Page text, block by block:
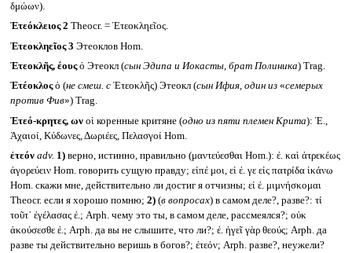
δμώων).
Ἐτεόκλειος 2 Theocr. = Ἐτεοκληεῖος.
Ἐτεοκληεῖος 3 Этеоклов Hom.
Ἐτεοκλῆς, έουςὁ Этеокл (сын Эдипа и Иокасты, брат Полиника) Trag.
Ἐτέοκλοςὁ (не смеш. сἘτεοκλῆς) Этеокл (сын Ифия, один из«семерых
против Фив») Trag.
Ἐτεό-κρητες, ωνοἱ коренные критяне (одно из пяти племен Крита): Ἐ.,
Ἀχαιοί, Κύδωνες, Δωριέες, Πελασγοί Hom.
ἐτεόν adv. 1)верно, истинно, правильно (μαντεύεσθαι Hom.): ἐ. καὶ ἀτρεκέως
ἀγορεύειν Hom. говорить сущую правду; εἰπέ μοι, εἰ ἐ. γε εἰς πατρίδα ἱκάνω
Hom. скажи мне, действительно ли достиг я отчизны; εἰ ἐ. μιμνήσκομαι
Theocr. если я хорошо помню; 2)(в вопросах) в самом деле?, разве?: τί
τοῦτ᾽ ἐγέλασας ἐ.; Arph. чему это ты, в самом деле, рассмеялся?; οὐκ
ἀκούσεσθε ἐ.; Arph. да вы не слышите, что ли?; ἐ. ἡγεῖ γὰρ θεούς; Arph. да
разве ты действительно веришь в богов?; ἐτεόν; Arph. разве?, неужели?